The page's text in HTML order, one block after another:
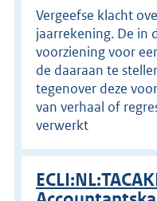
Vergeefse klacht
jaarrekening. De in
voorziening voor
de daaraan te
tegenover deze
van verhaal of
verwerkt